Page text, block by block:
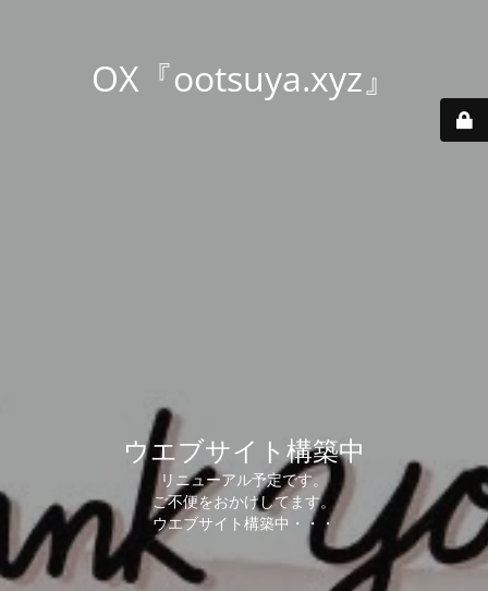
OX『ootsuya.xyz』
ウエブサイト構築中
リニューアル予定です。
ご不便をおかけしてます。
ウエブサイト構築中・・・